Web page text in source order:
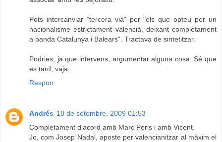
Pots intercanviar "tercera via" per "els que opteu per un
nacionalisme estrictament valencià, deixant completament
a banda Catalunya i Balears". Tractava de sintetitzar.
Podries, ja que intervens, argumentar alguna cosa. Sé que
es tard, vaja...
Respon
Andrés 18 de setembre, 2009 01:53
Completament d'acord amb Marc Peris i amb Vicent.
Jo, com Josep Nadal, aposte per valencianitzar al màxim el